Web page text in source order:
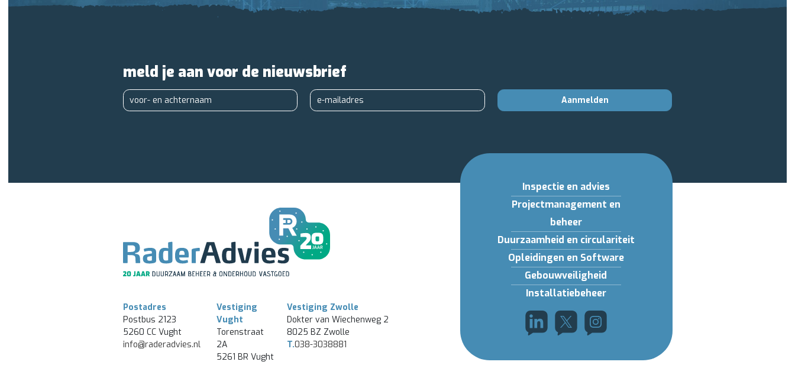
meld je aan voor de nieuwsbrief
Aanmelden
Postadres
Postbus 2123
5260 CC Vught
info@raderadvies.nl
Vestiging
Vught
Torenstraat
2A
5261 BR Vught
Vestiging Zwolle
Dokter van Wiechenweg 2
8025 BZ Zwolle
T.038-3038881
Inspectie en advies
Projectmanagement en
beheer
Duurzaamheid en circulariteit
Opleidingen en Software
Gebouwveiligheid
Installatiebeheer